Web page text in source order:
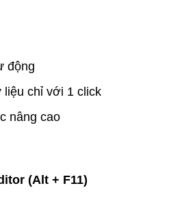
động
liệu chỉ với 1 click
nâng cao
(Alt + F11)